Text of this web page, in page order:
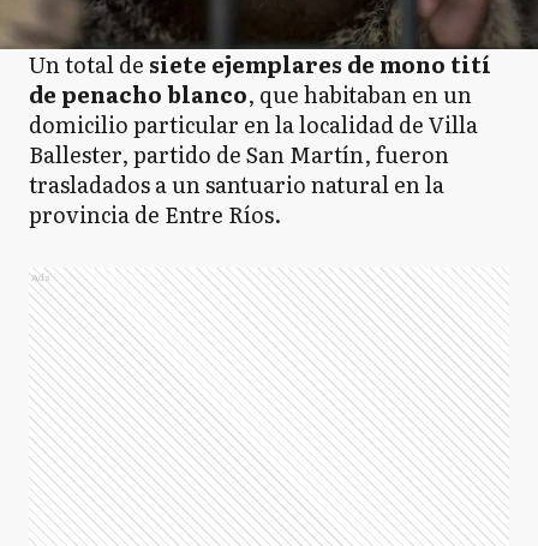
Un total de siete ejemplares de mono tití
de penacho blanco, que habitaban en un
domicilio particular en la localidad de Villa
Ballester, partido de San Martín, fueron
trasladados a un santuario natural en la
provincia de Entre Ríos.
Ads